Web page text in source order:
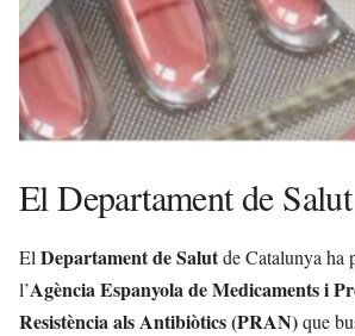
El Departament de
El Departament de Salutde Catalunya ha
l’Agència Espanyola de Medicaments i
Resistència als Antibiòtics (PRAN)que